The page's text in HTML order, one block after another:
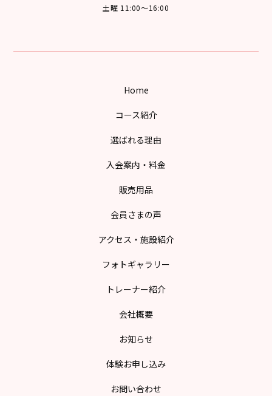
土曜 11:00～16:00
Home
コース紹介
選ばれる理由
入会案内・料金
販売用品
会員さまの声
アクセス・施設紹介
フォトギャラリー
トレーナー紹介
会社概要
お知らせ
体験お申し込み
お問い合わせ